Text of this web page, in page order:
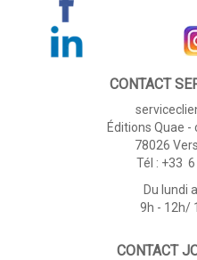
CONTACT
Éditions Quae -
78026
Tél : +33
Du lundi
9h - 12h/
CONTACT